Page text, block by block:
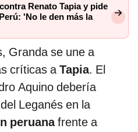
Renato Tapia y pide
'No le den más la
Granda se une a
críticas aTapia. El
Aquino debería
Leganés en la
peruanafrente a